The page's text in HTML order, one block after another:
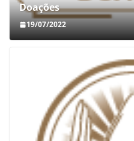
Doações
19/07/2022